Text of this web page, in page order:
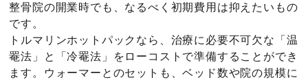
整骨院の開業時でも、なるべく初期費用は抑えたいもの
です。
トルマリンホットパックなら、治療に必要不可欠な「温
罨法」と「冷罨法」をローコストで準備することができ
ます。ウォーマーとのセットも、ベッド数や院の規模に